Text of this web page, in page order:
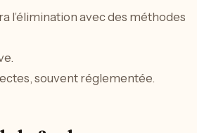
l’élimination avec des méthodes
souvent réglementée.